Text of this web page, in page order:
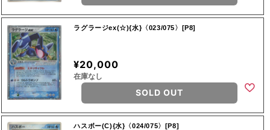
ラグラージex(☆){水}〈023/075〉[P8]
¥20,000
在庫なし
SOLD OUT
ハスボー(C){水}〈024/075〉[P8]